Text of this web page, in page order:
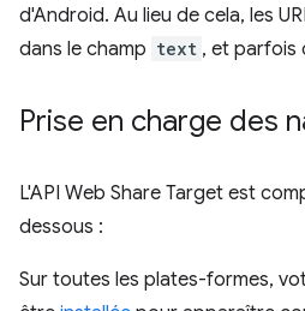
d'Android. Au lieu de cela, les
dans le champ text , et parfois
Prise en charge des
L'API Web Share Target est
dessous :
Sur toutes les plates-formes,